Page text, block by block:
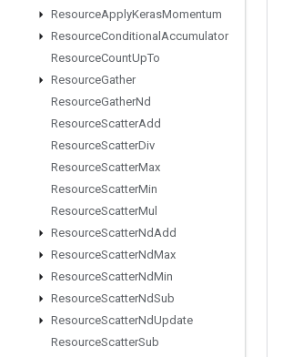
ResourceApplyKerasMomentum
ResourceConditional Accumulator
ResourceCountUpTo
ResourceGather
ResourceGatherNd
ResourceScatterAdd
ResourceScatterDiv
ResourceScatterMax
ResourceScatterMin
ResourceScatterMul
ResourceScatterNdAdd
ResourceScatterNdMax
ResourceScatterNdMin
ResourceScatterNdSub
ResourceScatterNdUpdate
ResourceScatterSub